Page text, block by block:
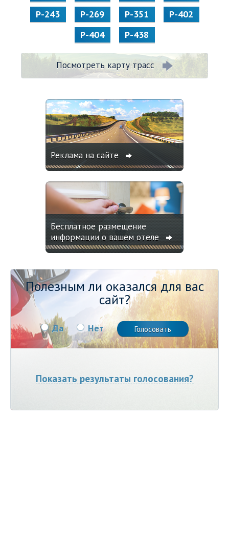
Р-243
Р-269 Р-351
Р-402
Р-404
Р-438
Посмотреть карту трасс
Реклама на сайте
Бесплатное размещение
информации о вашем отеле
Полезным ли оказался для вас
сайт?
Да Нет
Показать результаты голосования?